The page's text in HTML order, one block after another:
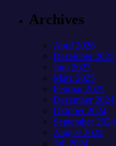
Archives
April 2026
Dezember 2025
Juni 2025
März 2025
Februar 2025
Dezember 2024
Oktober 2024
September 2024
August 2024
Juli 2024